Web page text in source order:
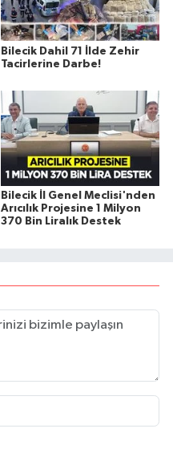
Bilecik Dahil 71 İlde Zehir
Tacirlerine Darbe!
Bilecik İl Genel Meclisi'nden
Arıcılık Projesine 1 Milyon
370 Bin Liralık Destek